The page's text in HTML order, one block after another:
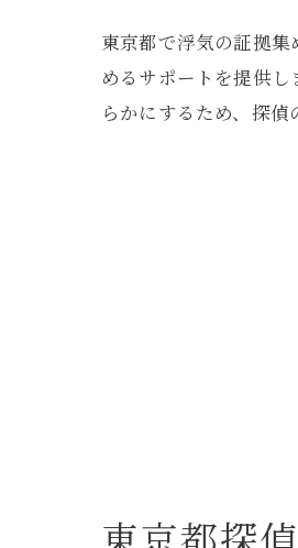
東京都で浮気の証拠
めるサポートを提供
らかにするため、探